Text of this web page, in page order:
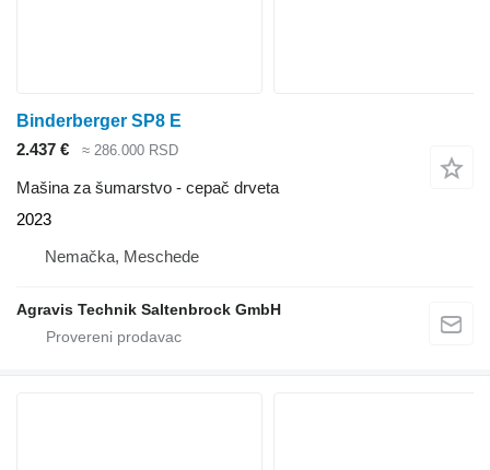
Binderberger SP8 E
2.437 €
≈ 286.000 RSD
Mašina za šumarstvo - cepač drveta
2023
Nemačka, Meschede
Agravis Technik Saltenbrock GmbH